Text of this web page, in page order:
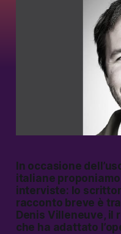
In occasione
italiane
interviste: lo
racconto breve è
Denis Villeneuve, il
che ha adattato